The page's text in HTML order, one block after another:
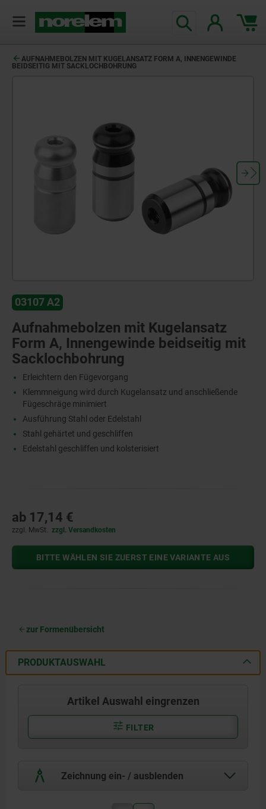
AUFNAHMEBOLZEN MIT KUGELANSATZ FORM A, INNENGEWINDE
BEIDSEITIG MIT SACKLOCHBOHRUNG
03107 A2
Aufnahmebolzen mit Kugelansatz
Form A, Innengewinde beidseitig mit
Sacklochbohrung
Erleichtern den Fügevorgang
Klemmneigung wird durch Kugelansatz und anschließende
Fügeschräge minimiert
Ausführung Stahl oder Edelstahl
Stahl gehärtet und geschliffen
Edelstahl geschliffen und kolsterisiert
ab 17,14 €
zzgl. MwSt. zzgl. Versandkosten
BITTE WÄHLEN SIE ZUERST EINE VARIANTE AUS
zur Formenübersicht
PRODUKTAUSWAHL
Artikel Auswahl eingrenzen
FILTER
Zeichnung ein- / ausblenden